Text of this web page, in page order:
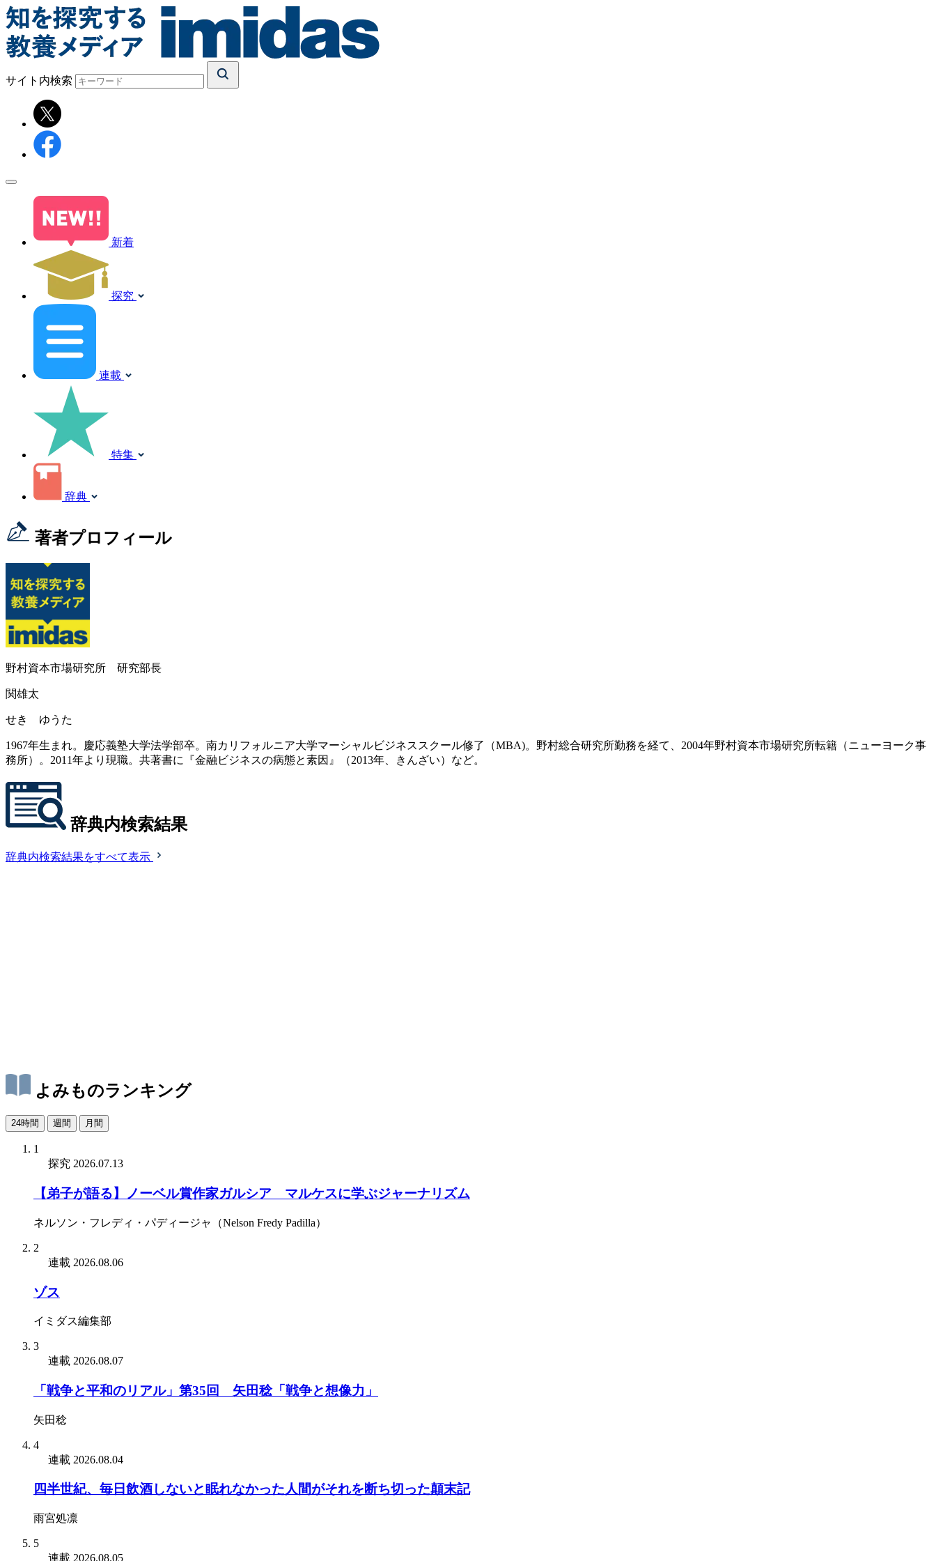
サイト内検索
新着
探究
連載
特集
辞典
著者プロフィール
野村資本市場研究所 研究部長
関雄太
せき ゆうた
1967年生まれ。慶応義塾大学法学部卒。南カリフォルニア大学マーシャルビジネススクール修了（MBA)。野村総合研究所勤務を経て、2004年野村資本市場研究所転籍（ニューヨーク事
務所）。2011年より現職。共著書に『金融ビジネスの病態と素因』（2013年、きんざい）など。
辞典内検索結果
辞典内検索結果をすべて表示
よみものランキング
24時間 週間 月間
1
探究 2026.07.13
【弟子が語る】ノーベル賞作家ガルシア゠マルケスに学ぶジャーナリズム
ネルソン・フレディ・パディージャ（Nelson Fredy Padilla）
2
連載 2026.08.06
ゾス
イミダス編集部
3
連載 2026.08.07
「戦争と平和のリアル」第35回 矢田稔「戦争と想像力」
矢田稔
4
連載 2026.08.04
四半世紀、毎日飲酒しないと眠れなかった人間がそれを断ち切った顛末記
雨宮処凛
5
連載 2026.08.05